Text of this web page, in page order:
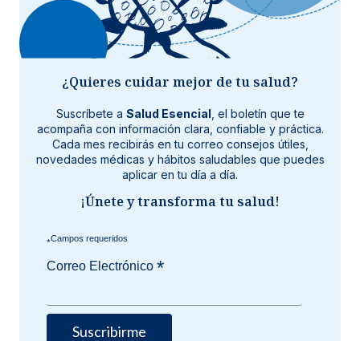
¿Quieres cuidar mejor de tu salud?
Suscríbete a Salud Esencial , el boletín que te
acompaña con información clara, confiable y práctica.
Cada mes recibirás en tu correo consejos útiles,
novedades médicas y hábitos saludables que puedes
aplicar en tu día a día.
¡Únete y transforma tu salud!
*
Correo Electrónico*